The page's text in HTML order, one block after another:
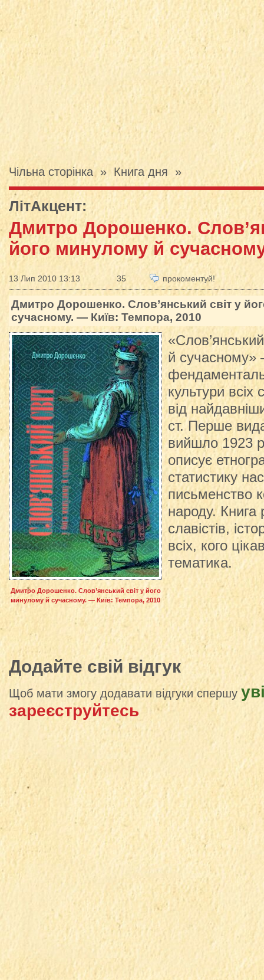
Чільна сторінка» Книга дня »
ЛітАкцент:
Дмитро Дорошенко.
його минулому й
13 Лип 2010 13:13 35 прокоментуй!
Дмитро Дорошенко. Слов’янський світ у
сучасному. — Київ: Темпора, 2010
Дмитро Дорошенко. Слов’янський світ у його
минулому й сучасному. — Київ: Темпора, 2010
й
культури всіх
від
ст.Перше
вийшло 1923
описує
статистику
письменство
народу. Книга
славістів,
всіх, кого
тематика.
Додайте свій відгук
Щоб мати змогу додавати відгуки спершу
зареєструйтесь